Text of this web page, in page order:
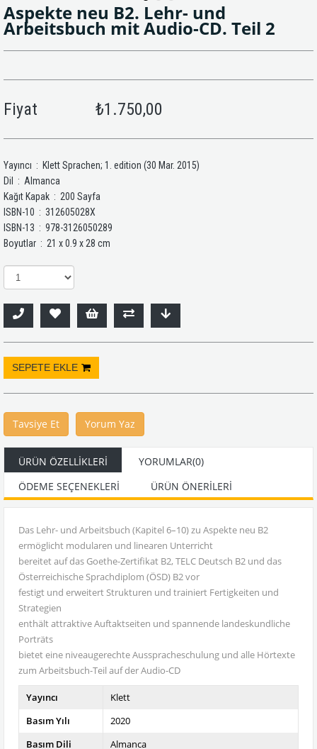
Aspekte neu B2. Lehr- und
Arbeitsbuch mit Audio-CD. Teil 2
Fiyat ₺1.750,00
Yayıncı ‏ : ‎ Klett Sprachen; 1. edition (30 Mar. 2015)
Dil ‏ : ‎ Almanca
Kağıt Kapak ‏ : ‎ 200 Sayfa
ISBN-10 ‏ : ‎ 312605028X
ISBN-13 ‏ : ‎ 978-3126050289
Boyutlar ‏ : ‎ 21 x 0.9 x 28 cm
Tavsiye Et Yorum Yaz
ÜRÜN ÖZELLIKLERI YORUMLAR(0)
ÖDEME SEÇENEKLERI
ÜRÜN ÖNERILERI
Das Lehr- und Arbeitsbuch (Kapitel 6–10) zu Aspekte neu B2
ermöglicht modularen und linearen Unterricht
bereitet auf das Goethe-Zertifikat B2, TELC Deutsch B2 und das
Österreichische Sprachdiplom (ÖSD) B2 vor
festigt und erweitert Strukturen und trainiert Fertigkeiten und
Strategien
enthält attraktive Auftaktseiten und spannende landeskundliche
Porträts
bietet eine niveaugerechte Ausspracheschulung und alle Hörtexte
zum Arbeitsbuch-Teil auf der Audio-CD
Yayıncı
Klett
Basım Yılı
2020
Basım Dili
Almanca